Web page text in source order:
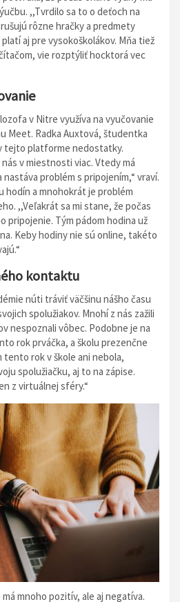
,,Tvrdilo sa to o deťoch na
rôzne hračky a predmety
aj pre vysokoškolákov. Mňa tiež
vie rozptýliť hocktorá vec
v Nitre využíva na vyučovanie
Meet. Radka Auxtová, študentka
tejto platforme nedostatky.
v miestnosti viac. Vtedy má
problém s pripojením,“ vraví.
hodín a mnohokrát je problém
,,Veľakrát sa mi stane, že počas
pripojenie. Tým pádom hodina už
Keby hodiny nie sú online, takéto
kontaktu
núti tráviť väčšinu nášho času
spolužiakov. Mnohí z nás zažili
nespoznali vôbec. Podobne je na
rok prváčka, a školu prezenčne
tento rok v škole ani nebola,
spolužiačku, aj to na zápise.
z virtuálnej sféry.“
mnoho pozitív, ale aj negatíva.